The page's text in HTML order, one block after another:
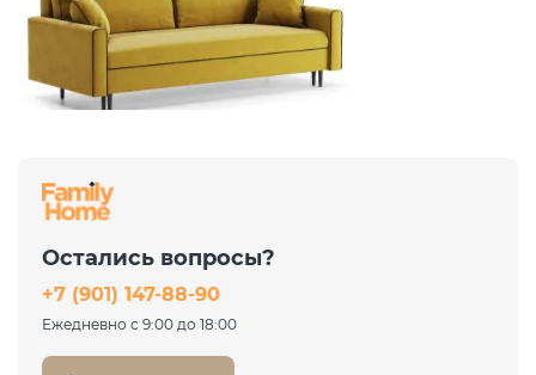
Диван Порту Leonardo 09
желтый
46 817 ₽ 62 423 ₽
Остались вопросы?
+7 (901) 147-88-90
Ежедневно с 9:00 до 18:00